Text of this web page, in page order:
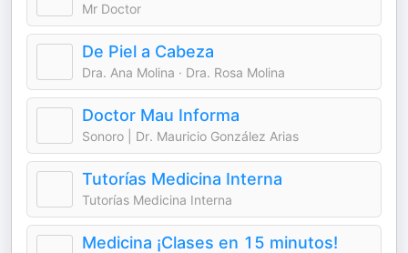
Mr Doctor
De Piel a Cabeza
Dra. Ana Molina · Dra. Rosa Molina
Doctor Mau Informa
Sonoro | Dr. Mauricio González Arias
Tutorías Medicina Interna
Tutorías Medicina Interna
Medicina ¡Clases en 15 minutos!